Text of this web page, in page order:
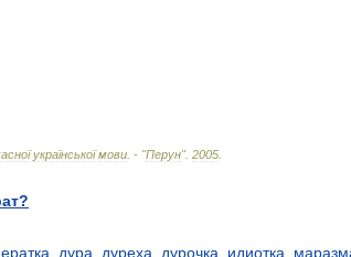
української мови . - "Перун". 2005
дура дуреха дурочка идиотка